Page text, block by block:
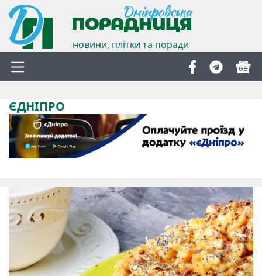
новини, плітки та поради
ЄДНІПРО